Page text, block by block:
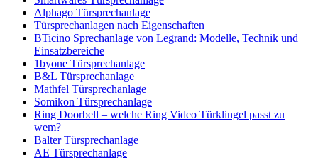
Alphago Türsprechanlage
Türsprechanlagen nach Eigenschaften
BTicino Sprechanlage von Legrand: Modelle, Technik und
Einsatzbereiche
1byone Türsprechanlage
B&L Türsprechanlage
Mathfel Türsprechanlage
Somikon Türsprechanlage
Ring Doorbell – welche Ring Video Türklingel passt zu
wem?
Balter Türsprechanlage
AE Türsprechanlage